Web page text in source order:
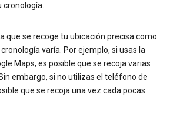
cronología.
que se recoge tu ubicación precisa como
varía. Por ejemplo, si usas la
Maps, es posible que se recoja varias
embargo, si no utilizas el teléfono de
que se recoja una vez cada pocas